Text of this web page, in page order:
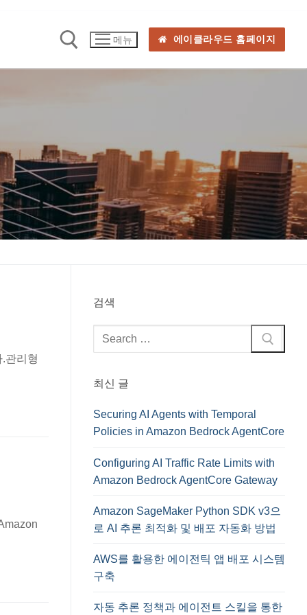
메뉴 에이클라우드 홈페이지
관리형
검색
검
색
최신 글
Securing AI Agents with Temporal
Policies in Amazon Bedrock AgentCore
Configuring AI Traffic Rate Limits with
Amazon Bedrock AgentCore Gateway
Amazon SageMaker Python SDK v3으
로 AI 추론 최적화 및 배포 자동화 방법
AWS를 활용한 에이전틱 앱 배포 시스템
구축
자동 추론 정책과 에이전트 스킬을 통한